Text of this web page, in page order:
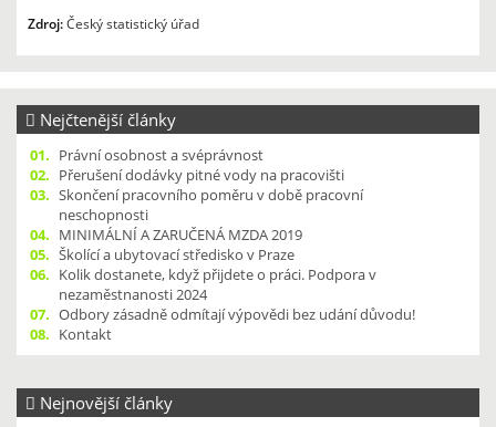
Zdroj:Český statistický úřad
Nejčtenější články
01. Právní osobnost a svéprávnost
02. Přerušení dodávky pitné vody na pracovišti
03. Skončení pracovního poměru v době pracovní
neschopnosti
04. MINIMÁLNÍ A ZARUČENÁ MZDA 2019
05. Školící a ubytovací středisko v Praze
06. Kolik dostanete, když přijdete o práci. Podpora v
nezaměstnanosti 2024
07. Odbory zásadně odmítají výpovědi bez udání důvodu!
08. Kontakt
Nejnovější články